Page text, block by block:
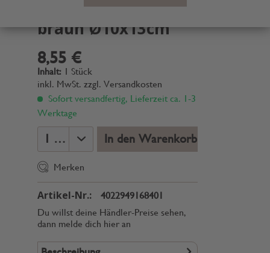
Windlicht Glas
braun Ø10x13cm
8,55 €
Inhalt: 1 Stück
inkl. MwSt. zzgl. Versandkosten
Sofort versandfertig, Lieferzeit ca. 1-3
Werktage
In den Warenkorb
Merken
Artikel-Nr.:
4022949168401
Du willst deine Händler-Preise sehen,
dann melde dich hier an